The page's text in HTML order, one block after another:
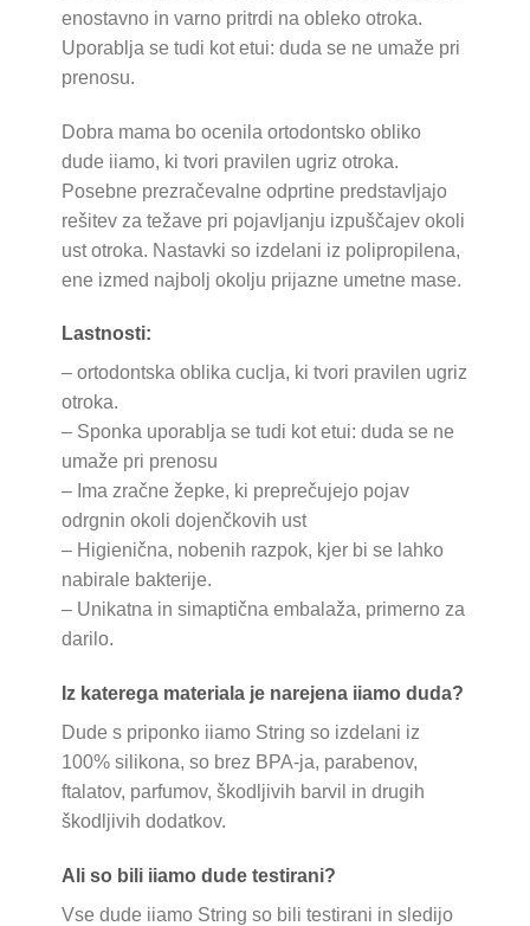
enostavno in varno pritrdi na obleko otroka.
Uporablja se tudi kot etui: duda se ne umaže pri
prenosu.
Dobra mama bo ocenila ortodontsko obliko
dude iiamo, ki tvori pravilen ugriz otroka.
Posebne prezračevalne odprtine predstavljajo
rešitev za težave pri pojavljanju izpuščajev okoli
ust otroka. Nastavki so izdelani iz polipropilena,
ene izmed najbolj okolju prijazne umetne mase.
Lastnosti:
– ortodontska oblika cuclja, ki tvori pravilen ugriz
otroka.
– Sponka uporablja se tudi kot etui: duda se ne
umaže pri prenosu
– Ima zračne žepke, ki preprečujejo pojav
odrgnin okoli dojenčkovih ust
– Higienična, nobenih razpok, kjer bi se lahko
nabirale bakterije.
– Unikatna in simaptična embalaža, primerno za
darilo.
Iz katerega materiala je narejena iiamo duda?
Dude s priponko iiamo String so izdelani iz
100% silikona, so brez BPA-ja, parabenov,
ftalatov, parfumov, škodljivih barvil in drugih
škodljivih dodatkov.
Ali so bili iiamo dude testirani?
Vse dude iiamo String so bili testirani in sledijo